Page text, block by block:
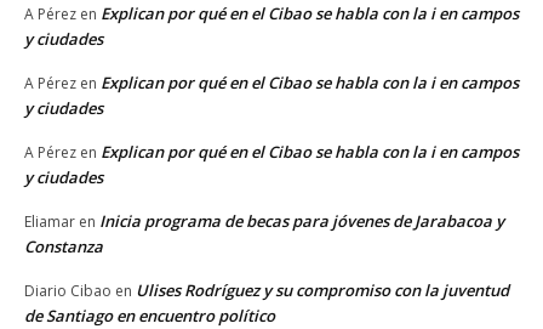
A Pérez en Explican por qué en el Cibao se habla con la i en campos
y ciudades
A Pérez en Explican por qué en el Cibao se habla con la i en campos
y ciudades
A Pérez en Explican por qué en el Cibao se habla con la i en campos
y ciudades
Eliamar en Inicia programa de becas para jóvenes de Jarabacoa y
Constanza
Diario Cibao en Ulises Rodríguez y su compromiso con la juventud
de Santiago en encuentro político